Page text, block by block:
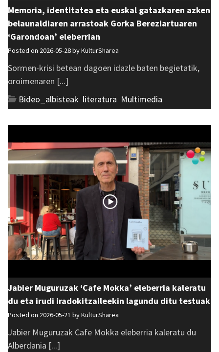
Memoria, identitatea eta euskal gatazkaren azken
belaunaldiaren arrastoak Gorka Bereziartuaren
‘Garondoan’ eleberrian
Posted on 2026-05-28 byKulturSharea
Sormen-krisi betean dagoen idazle baten begietatik,
oroimenaren [...]
Bideo_albisteak literatura Multimedia
Jabier Muguruzak ‘Cafe Mokka’ eleberria kaleratu
du eta irudi iradokitzaileekin lagundu ditu testuak
Posted on 2026-05-21 byKulturSharea
Jabier Muguruzak Cafe Mokka eleberria kaleratu du
Alberdania [...]